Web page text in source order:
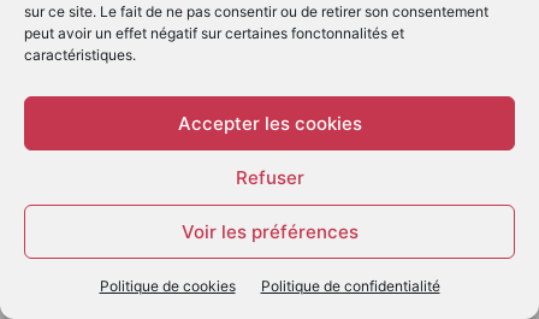
sur ce site. Le fait de ne pas consentir ou de retirer son consentement
peut avoir un effet négatif sur certaines fonctonnalités et
caractéristiques.
Accepter les cookies
Refuser
Voir les préférences
Politique de cookies Politique de confidentialité